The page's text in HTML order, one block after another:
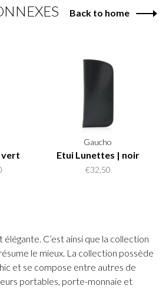
Back to home
vert
Gaucho
Etui Lunettes | noir
€32,50
C’est ainsi que la collection
le mieux. La collection possède
et se compose entre autres de
portables, porte-monnaie et